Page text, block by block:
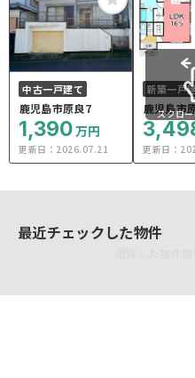
中古一戸建て
鹿児島市原良7
1,390万円
更新日： 2026.07.21
新築一戸
鹿児島市
更新日：
スクロ
最近チェックした物件